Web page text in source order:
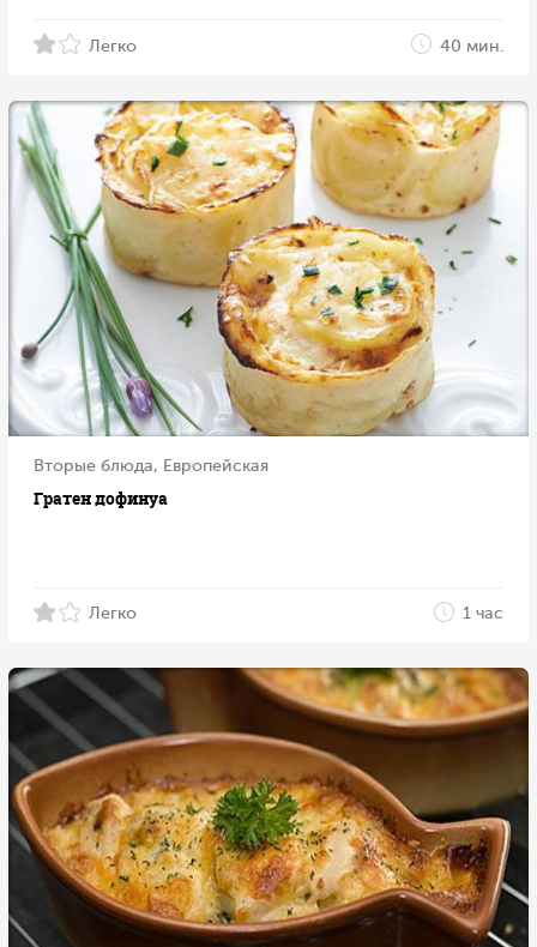
Легко 40 мин.
Вторые блюда, Европейская
Гратен дофинуа
Легко 1 час